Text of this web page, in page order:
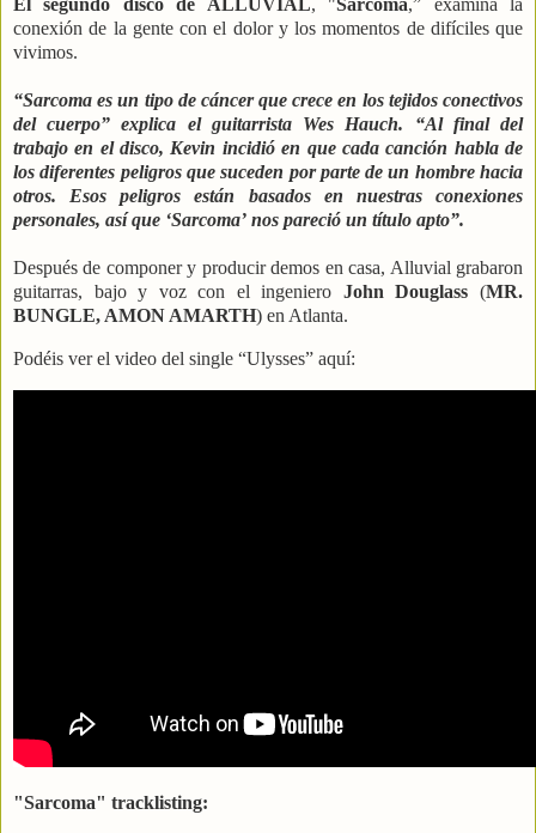
El segundo disco de ALLUVIAL, "Sarcoma,” examina la
conexión de la gente con el dolor y los momentos de difíciles que
vivimos.
“Sarcoma es un tipo de cáncer que crece en los tejidos conectivos
del cuerpo” explica el guitarrista Wes Hauch. “Al final del
trabajo en el disco, Kevin incidió en que cada canción habla de
los diferentes peligros que suceden por parte de un hombre hacia
otros. Esos peligros están basados en nuestras conexiones
personales, así que ‘Sarcoma’ nos pareció un título apto”.
Después de componer y producir demos en casa, Alluvial grabaron
guitarras, bajo y voz con el ingeniero John Douglass (MR.
BUNGLE, AMON AMARTH) en Atlanta.
Podéis ver el video del single “Ulysses” aquí:
"Sarcoma" tracklisting: